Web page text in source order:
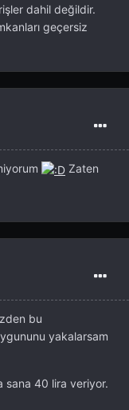
dahil değildir.
geçersiz
Zaten
bu
yakalarsam
sana 40 lira veriyor.